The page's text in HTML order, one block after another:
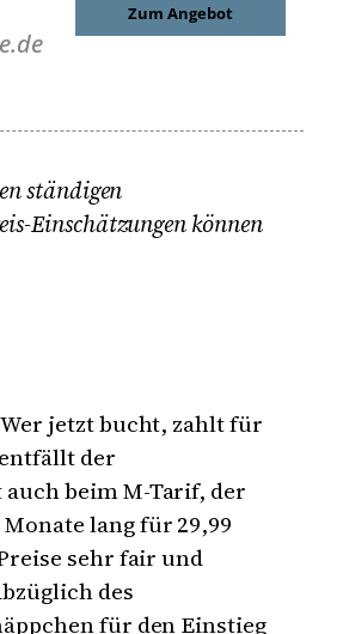
Zum Angebot
ständigen
Einschätzungen können
jetzt bucht, zahlt für
der
beim M-Tarif, der
lang für 29,99
sehr fair und
des
für den Einstieg